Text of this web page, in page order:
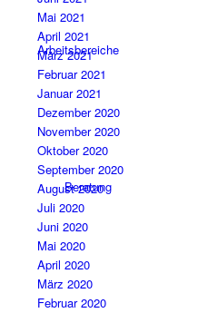
Arbeitsbereiche
Beratung
Mai 2021
April 2021
März 2021
Februar 2021
Januar 2021
Dezember 2020
November 2020
Oktober 2020
September 2020
August 2020
Juli 2020
Juni 2020
Mai 2020
April 2020
März 2020
Februar 2020